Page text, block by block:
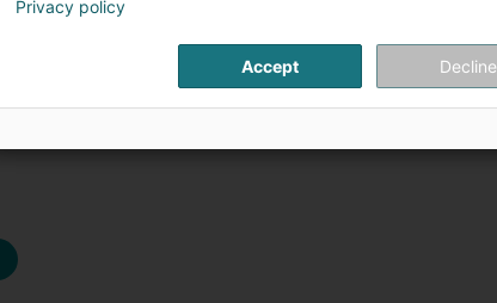
Privacy policy
Accept Decline